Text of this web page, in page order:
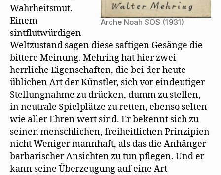
Arche Noah SOS (1931)
Wahrheitsmut.
Einem
sintflutwürdigen
Weltzustand sagen diese saftigen Gesänge die
bittere Meinung. Mehring hat hier zwei
herrliche Eigenschaften, die bei der heute
üblichen Art der Künstler, sich vor eindeutiger
Stellungnahme zu drücken, dumm zu stellen,
in neutrale Spielplätze zu retten, ebenso selten
wie aller Ehren wert sind. Er bekennt sich zu
seinen menschlichen, freiheitlichen Prinzipien
nicht Weniger mannhaft, als das die Anhänger
barbarischer Ansichten zu tun pflegen. Und er
kann seine Überzeugung auf eine Art